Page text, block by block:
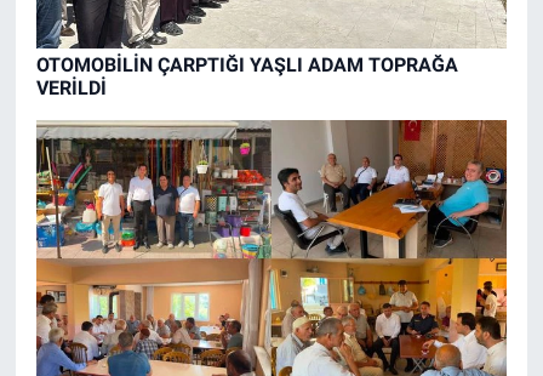
OTOMOBİLİN ÇARPTIĞI YAŞLI ADAM TOPRAĞA
VERİLDİ